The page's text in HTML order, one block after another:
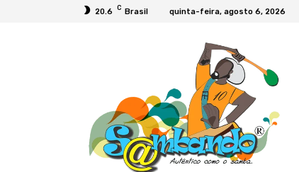
20.6 C Brasil quinta-feira, agosto 6, 2026